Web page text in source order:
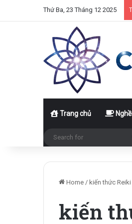
Thứ Ba, 23 Tháng 12 2025
Trang chủ
Home / kiến thức
kiến